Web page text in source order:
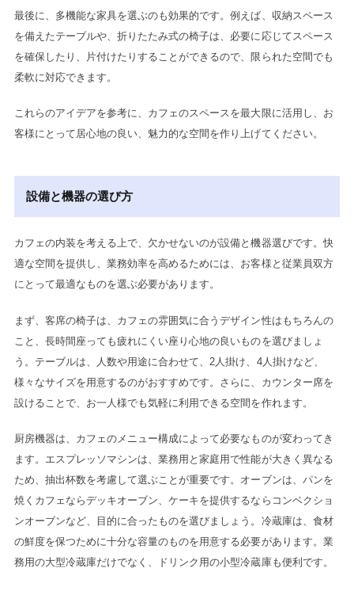
最後に、多機能な家具を選ぶのも効果的です。例えば、収納スペース
を備えたテーブルや、折りたたみ式の椅子は、必要に応じてスペース
を確保したり、片付けたりすることができるので、限られた空間でも
柔軟に対応できます。
これらのアイデアを参考に、カフェのスペースを最大限に活用し、お
客様にとって居心地の良い、魅力的な空間を作り上げてください。
設備と機器の選び方
カフェの内装を考える上で、欠かせないのが設備と機器選びです。快
適な空間を提供し、業務効率を高めるためには、お客様と従業員双方
にとって最適なものを選ぶ必要があります。
まず、客席の椅子は、カフェの雰囲気に合うデザイン性はもちろんの
こと、長時間座っても疲れにくい座り心地の良いものを選びましょ
う。テーブルは、人数や用途に合わせて、2人掛け、4人掛けなど、
様々なサイズを用意するのがおすすめです。さらに、カウンター席を
設けることで、お一人様でも気軽に利用できる空間を作れます。
厨房機器は、カフェのメニュー構成によって必要なものが変わってき
ます。エスプレッソマシンは、業務用と家庭用で性能が大きく異なる
ため、抽出杯数を考慮して選ぶことが重要です。オーブンは、パンを
焼くカフェならデッキオーブン、ケーキを提供するならコンベクショ
ンオーブンなど、目的に合ったものを選びましょう。冷蔵庫は、食材
の鮮度を保つために十分な容量のものを用意する必要があります。業
務用の大型冷蔵庫だけでなく、ドリンク用の小型冷蔵庫も便利です。